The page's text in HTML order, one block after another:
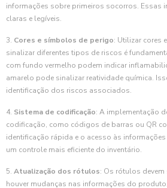
informações sobre primeiros socorros. Essas
claras e legíveis.
3. Cores e símbolos de perigo: Utilizar cores
sinalizar diferentes tipos de riscos é
com fundo vermelho podem indicar
amarelo pode sinalizar reatividade química.
identificação dos riscos associados.
4. Sistema de codificação: A implementação
codificação, como códigos de barras ou QR
identificação rápida e o acesso às
um controle mais eficiente do inventário.
5. Atualização dos rótulos: Os rótulos
houver mudanças nas informações do